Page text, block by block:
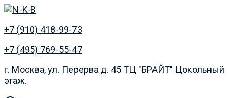
+7 (910) 418-99-73
+7 (495) 769-55-47
г. Москва, ул. Перерва д. 45 ТЦ "БРАЙТ" Цокольный
этаж.